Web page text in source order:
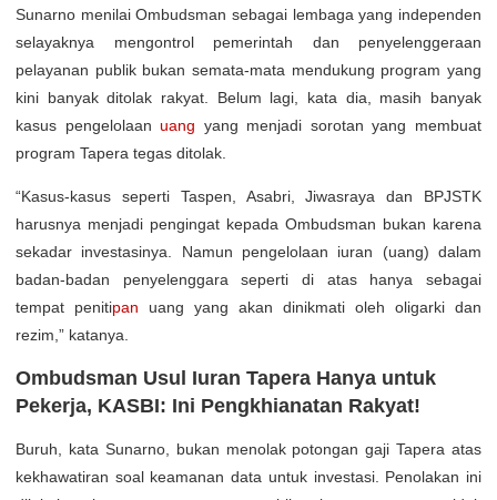
Sunarno menilai Ombudsman sebagai lembaga yang independen
selayaknya mengontrol pemerintah dan penyelenggeraan
pelayanan publik bukan semata-mata mendukung program yang
kini banyak ditolak rakyat. Belum lagi, kata dia, masih banyak
kasus pengelolaanuang yang menjadi sorotan yang membuat
program Tapera tegas ditolak.
“Kasus-kasus seperti Taspen, Asabri, Jiwasraya dan BPJSTK
harusnya menjadi pengingat kepada Ombudsman bukan karena
sekadar investasinya. Namun pengelolaan iuran (uang) dalam
badan-badan penyelenggara seperti di atas hanya sebagai
tempat penitipan uang yang akan dinikmati oleh oligarki dan
rezim,” katanya.
Ombudsman Usul Iuran Tapera Hanya untuk
Pekerja, KASBI: Ini Pengkhianatan Rakyat!
Buruh, kata Sunarno, bukan menolak potongan gaji Tapera atas
kekhawatiran soal keamanan data untuk investasi. Penolakan ini